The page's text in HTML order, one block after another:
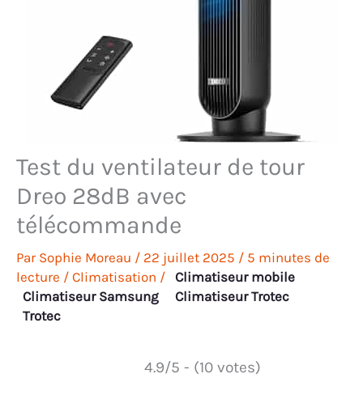
Test du ventilateur de tour
Dreo 28dB avec
télécommande
Par Sophie Moreau / 22 juillet 2025 / 5 minutes de
lecture / Climatisation / Climatiseur mobile
Climatiseur Samsung
Climatiseur Trotec
Trotec
4.9/5 - (10 votes)